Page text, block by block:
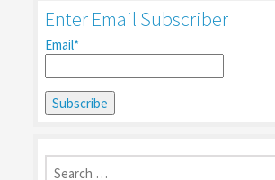
Enter Email Subscriber
Email*
Search
for: